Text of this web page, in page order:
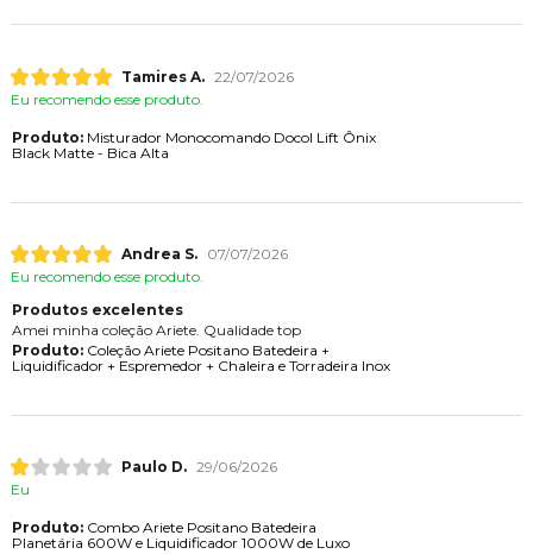
Tamires A. 22/07/2026
Eu recomendo esse produto.
Produto:Misturador Monocomando Docol Lift Ônix
Black Matte - Bica Alta
Andrea S.
07/07/2026
Eu recomendo esse produto.
Produtos excelentes
Amei minha coleção Ariete. Qualidade top
Produto:Coleção Ariete Positano Batedeira +
Liquidificador + Espremedor + Chaleira e Torradeira Inox
Paulo D. 29/06/2026
Eu
Produto:Combo Ariete Positano Batedeira
Planetária 600W e Liquidificador 1000W de Luxo